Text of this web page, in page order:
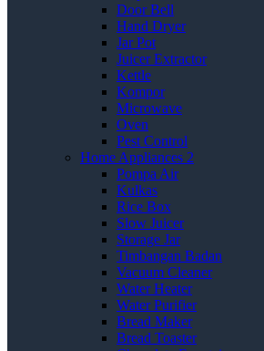
Door Bell
Hand Dryer
Jar Pot
Juicer Extractor
Kettle
Kompor
Microwave
Oven
Pest Control
Home Appliances 2
Pompa Air
Kulkas
Rice Box
Slow Juicer
Storage Jar
Timbangan Badan
Vacuum Cleaner
Water Heater
Water Purifier
Bread Maker
Bread Toaster